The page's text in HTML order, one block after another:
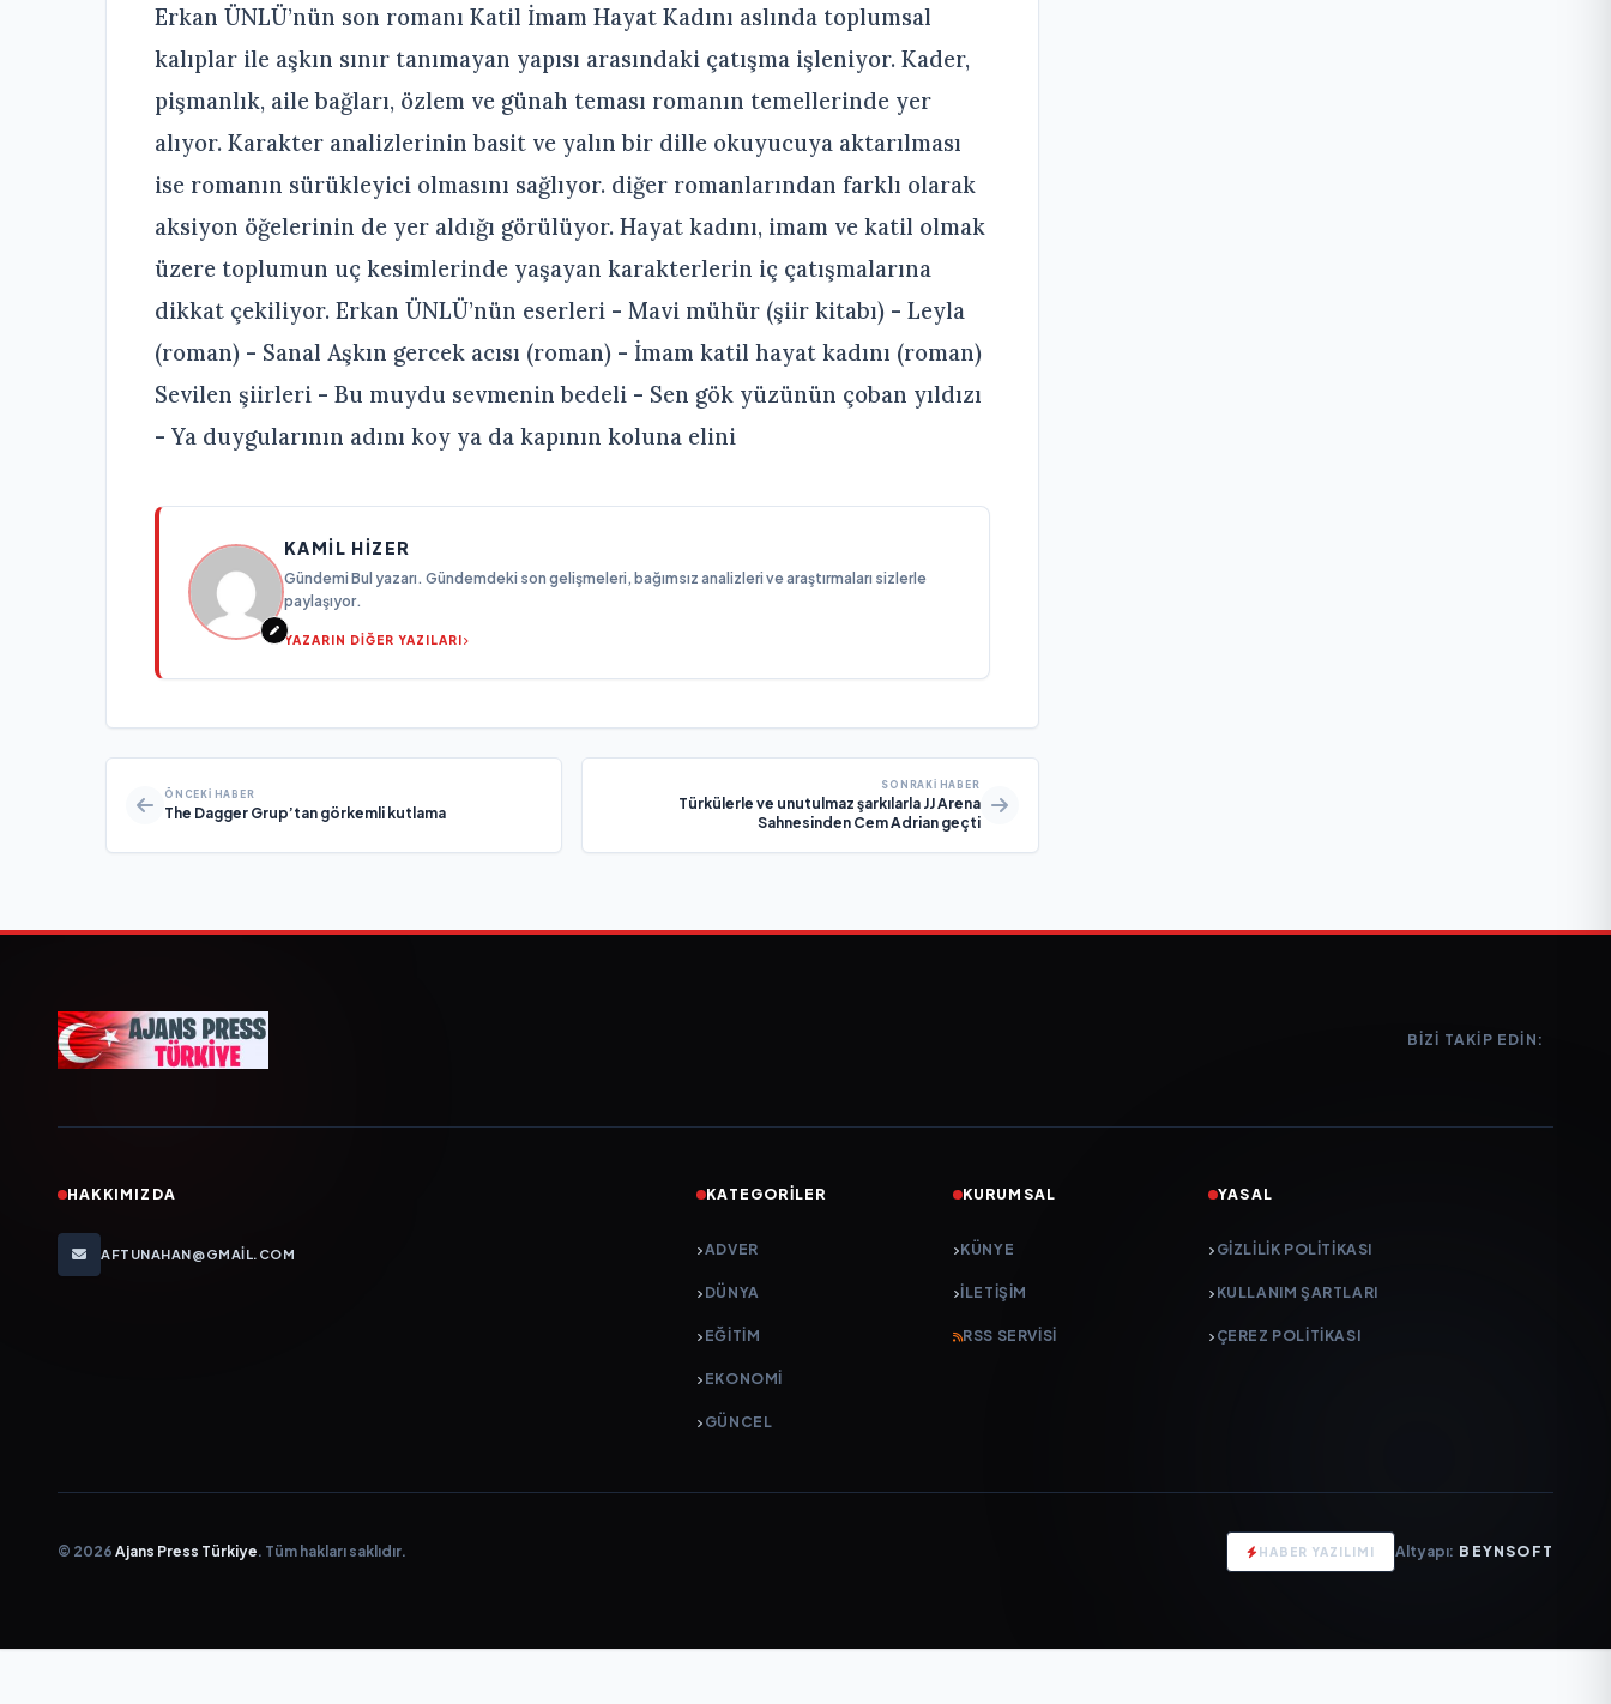
Erkan ÜNLÜ’nün son romanı Katil İmam Hayat Kadını aslında toplumsal
kalıplar ile aşkın sınır tanımayan yapısı arasındaki çatışma işleniyor. Kader,
pişmanlık, aile bağları, özlem ve günah teması romanın temellerinde yer
alıyor. Karakter analizlerinin basit ve yalın bir dille okuyucuya aktarılması
ise romanın sürükleyici olmasını sağlıyor. diğer romanlarından farklı olarak
aksiyon öğelerinin de yer aldığı görülüyor. Hayat kadını, imam ve katil olmak
üzere toplumun uç kesimlerinde yaşayan karakterlerin iç çatışmalarına
dikkat çekiliyor. Erkan ÜNLÜ’nün eserleri - Mavi mühür (şiir kitabı) - Leyla
(roman) - Sanal Aşkın gercek acısı (roman) - İmam katil hayat kadını (roman)
Sevilen şiirleri - Bu muydu sevmenin bedeli - Sen gök yüzünün çoban yıldızı
- Ya duygularının adını koy ya da kapının koluna elini
KAMIL HIZER
Gündemi Bul yazarı. Gündemdeki son gelişmeleri, bağımsız analizleri ve araştırmaları sizlerle
paylaşıyor.
YAZARIN DİĞER YAZILARI
ÖNCEKI HABER
The Dagger Grup’tan görkemli kutlama
SONRAKI HABER
Türkülerle ve unutulmaz şarkılarla JJ Arena
Sahnesinden Cem Adrian geçti
BIZI TAKIP EDIN:
HAKKIMIZDA
AFTUNAHAN@GMAIL.COM
KATEGORILER
ADVER
DÜNYA
EĞİTİM
EKONOMİ
GÜNCEL
KURUMSAL
KÜNYE
İLETIŞIM
RSS SERVISI
YASAL
GIZLILIK POLITIKASI
KULLANIM ŞARTLARI
ÇEREZ POLITIKASI
© 2026 Ajans Press Türkiye. Tüm hakları saklıdır. HABER YAZILIMI Altyapı: BEYNSOFT